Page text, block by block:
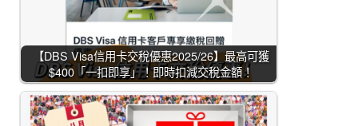
【DBS Visa信用卡交稅優惠2025/26】最高可獲
$400「一扣即享」！即時扣減交稅金額！